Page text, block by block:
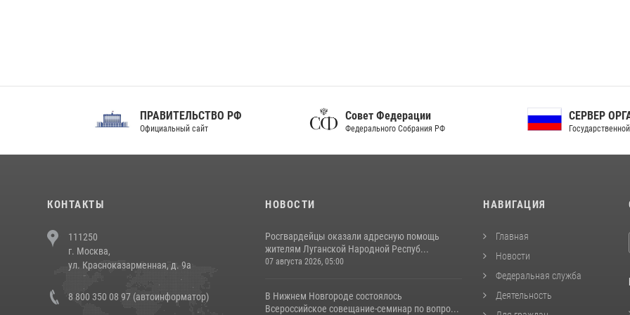
ПРАВИТЕЛЬСТВО РФ
Официальный сайт
Совет Федерации
Федерального Собрания РФ
СЕРВЕР ОРГАНОВ
Государственной власти РФ
КОНТАКТЫ
111250
г. Москва,
ул. Красноказарменная, д. 9а
8 800 350 08 97 (автоинформатор)
НОВОСТИ
Росгвардейцы оказали адресную помощь
жителям Луганской Народной Респуб...
07 августа 2026, 05:00
В Нижнем Новгороде состоялось
Всероссийское совещание-семинар по вопро...
НАВИГАЦИЯ
Главная
Новости
Федеральная служба
Деятельность